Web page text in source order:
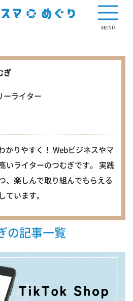
MENU
ぎ
ーライター
かりやすく！ Webビジネスやマ
いライターのつむぎです。 実践
、楽しんで取り組んでもらえる
ています。
の記事一覧